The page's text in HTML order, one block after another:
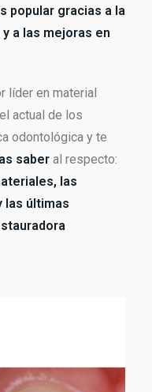
popular gracias a la
a las mejoras en
líder en material
actual de los
odontológica y te
saber al respecto:
las
las últimas